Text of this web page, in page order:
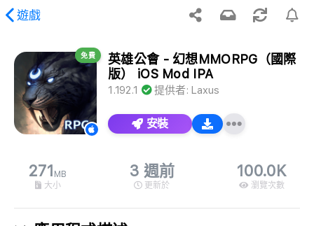
遊戲
請求的內容。
免費
英雄公會 - 幻想MMORPG（國際
版） iOS Mod IPA
1.192.1 提供者: Laxus
安裝
271 MB
大小
3 週前
更新於
100.0K
瀏覽次數